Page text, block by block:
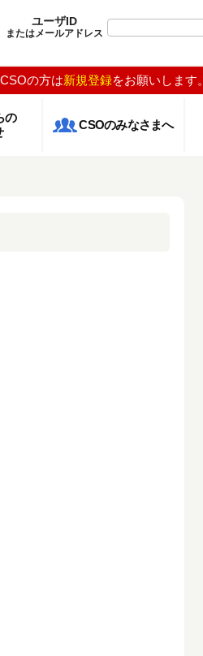
ユーザID
またはメールアドレス
の方は新規登録をお願いします。
の
CSOのみなさまへ